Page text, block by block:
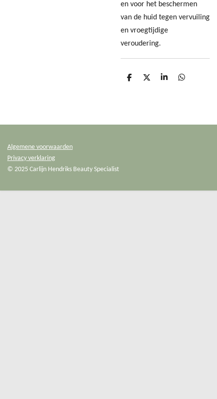
en voor het beschermen
van de huid tegen vervuiling
en vroegtijdige
veroudering.
D
D
S
D
Algemene voorwaarden
Privacy verklaring
© 2025 Carlijn Hendriks Beauty Specialist